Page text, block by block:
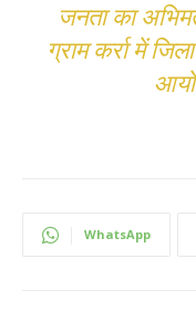
जनता का
ग्राम कर्रा में
WhatsApp